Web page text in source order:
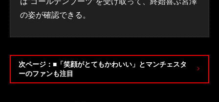
の姿が確認できる。
次ページ：■「笑顔がとてもかわいい」とマンチェスタ
ーのファンも注目